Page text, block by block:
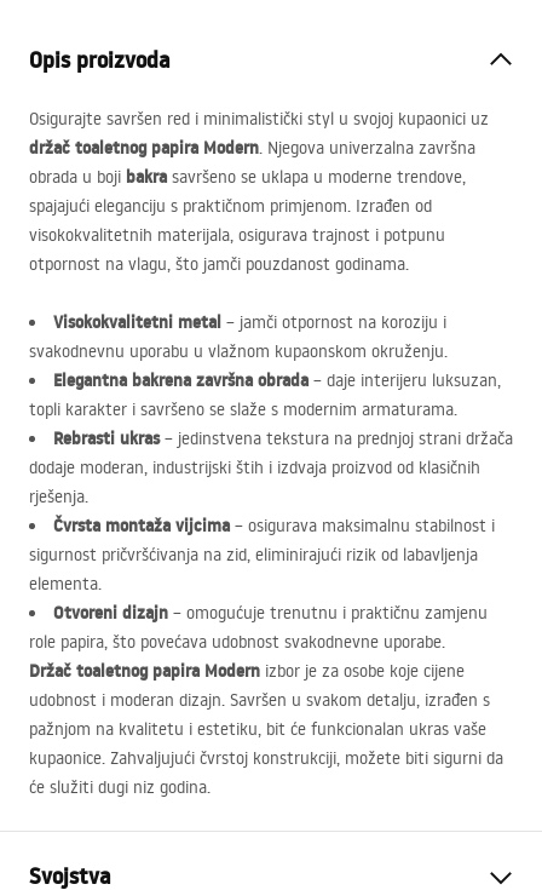
Opis proizvoda
Osigurajte savršen red i minimalistički styl u svojoj kupaonici uz
držač toaletnog papira Modern. Njegova univerzalna završna
obrada u boji bakra savršeno se uklapa u moderne trendove,
spajajući eleganciju s praktičnom primjenom. Izrađen od
visokokvalitetnih materijala, osigurava trajnost i potpunu
otpornost na vlagu, što jamči pouzdanost godinama.
Visokokvalitetni metal – jamči otpornost na koroziju i
svakodnevnu uporabu u vlažnom kupaonskom okruženju.
Elegantna bakrena završna obrada – daje interijeru luksuzan,
topli karakter i savršeno se slaže s modernim armaturama.
Rebrasti ukras– jedinstvena tekstura na prednjoj strani držača
dodaje moderan, industrijski štih i izdvaja proizvod od klasičnih
rješenja.
Čvrsta montaža vijcima – osigurava maksimalnu stabilnost i
sigurnost pričvršćivanja na zid, eliminirajući rizik od labavljenja
elementa.
Otvoreni dizajn – omogućuje trenutnu i praktičnu zamjenu
role papira, što povećava udobnost svakodnevne uporabe.
Držač toaletnog papira Modern izbor je za osobe koje cijene
udobnost i moderan dizajn. Savršen u svakom detalju, izrađen s
pažnjom na kvalitetu i estetiku, bit će funkcionalan ukras vaše
kupaonice. Zahvaljujući čvrstoj konstrukciji, možete biti sigurni da
će služiti dugi niz godina.
Svojstva